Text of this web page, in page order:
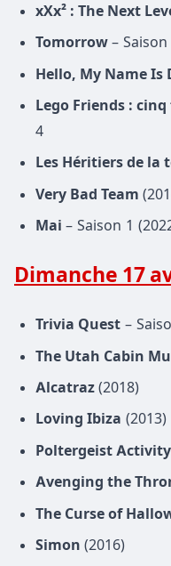
xXx² : The Next
Tomorrow –
Hello, My Name Is
Lego Friends :
4
Les Héritiers de la
Very Bad Team
Mai – Saison 1
Dimanche 17
Trivia Quest –
The Utah Cabin
Alcatraz (2018)
Loving Ibiza (2013)
Poltergeist Activity
Avenging the
The Curse of
Simon (2016)